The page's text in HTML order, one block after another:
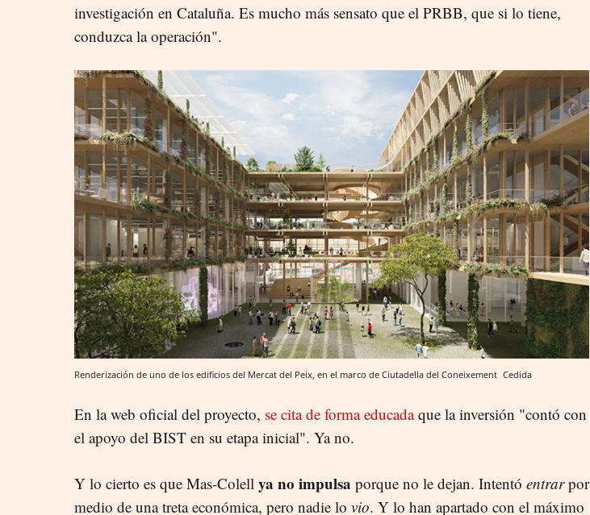
investigación en Cataluña. Es mucho más sensato que el PRBB, que si lo tiene,
conduzca la operación".
Renderización de uno de los edificios del Mercat del Peix, en el marco de Ciutadella del Coneixement Cedida
En la web oficial del proyecto, se cita de forma educadaque la inversión "contó con
el apoyo del BIST en su etapa inicial". Ya no.
Y lo cierto es que Mas-Colell ya no impulsa porque no le dejan. Intentó entrarpor
medio de una treta económica, pero nadie lo vio. Y lo han apartado con el máximo